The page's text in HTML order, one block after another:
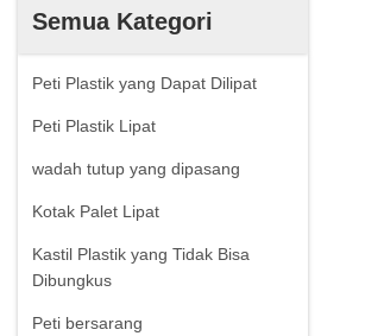
Semua Kategori
Peti Plastik yang Dapat Dilipat
Peti Plastik Lipat
wadah tutup yang dipasang
Kotak Palet Lipat
Kastil Plastik yang Tidak Bisa
Dibungkus
Peti bersarang